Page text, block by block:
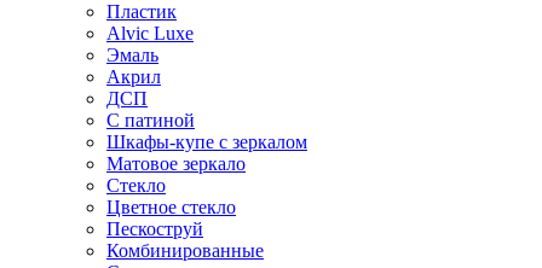
Пластик
Alvic Luxe
Эмаль
Акрил
ДСП
С патиной
Шкафы-купе с зеркалом
Матовое зеркало
Стекло
Цветное стекло
Пескоструй
Комбинированные